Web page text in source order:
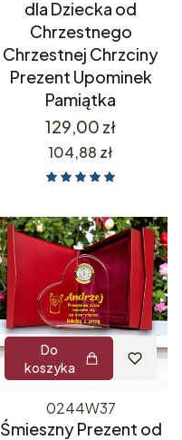
dla Dziecka od
Chrzestnego
Chrzestnej Chrzciny
Prezent Upominek
Pamiątka
Cena
129,00 zł
Cena
104,88 zł
Do
koszyka
0244W37
Śmieszny Prezent od